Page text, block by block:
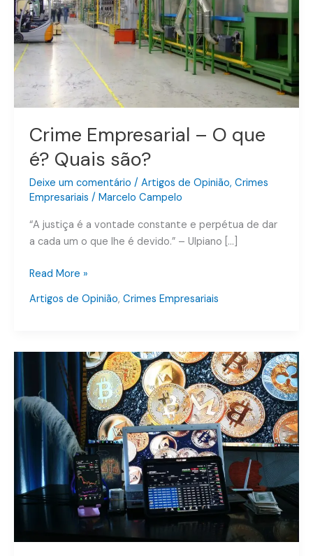
Crime Empresarial – O que
é? Quais são?
Deixe um comentário / Artigos de Opinião, Crimes
Empresariais / Marcelo Campelo
“A justiça é a vontade constante e perpétua de dar
a cada um o que lhe é devido.” – Ulpiano […]
são?
Read More »
Artigos de Opinião, Crimes Empresariais
Cibernéticos
Fraude
com
Criptoativos
Bitcoins
–
Art.
A